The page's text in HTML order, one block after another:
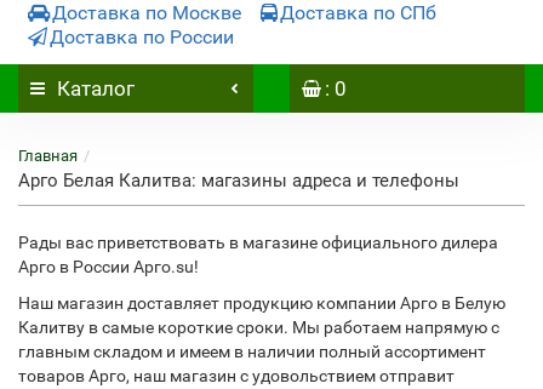
Доставка по Москве
Доставка по СПб
Доставка по России
Каталог : 0
Главная
Арго Белая Калитва: магазины адреса и телефоны
Рады вас приветствовать в магазине официального дилера
Арго в России Арго.su!
Наш магазин доставляет продукцию компании Арго в Белую
Калитву в самые короткие сроки. Мы работаем напрямую с
главным складом и имеем в наличии полный ассортимент
товаров Арго, наш магазин с удовольствием отправит